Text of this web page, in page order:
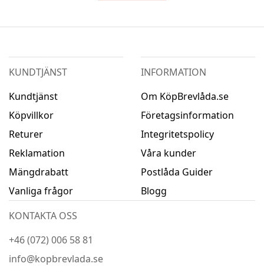
KUNDTJÄNST
Kundtjänst
Köpvillkor
Returer
Reklamation
Mängdrabatt
Vanliga frågor
INFORMATION
Om KöpBrevlåda.se
Företagsinformation
Integritetspolicy
Våra kunder
Postlåda Guider
Blogg
KONTAKTA OSS
+46 (072) 006 58 81
info@kopbrevlada.se